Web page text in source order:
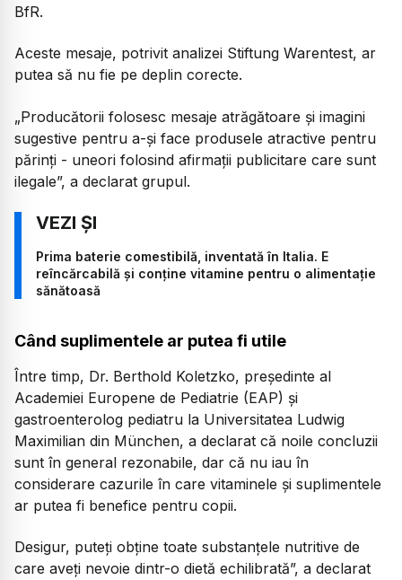
BfR.
Aceste mesaje, potrivit analizei Stiftung Warentest, ar
putea să nu fie pe deplin corecte.
„Producătorii folosesc mesaje atrăgătoare și imagini
sugestive pentru a-și face produsele atractive pentru
părinți - uneori folosind afirmații publicitare care sunt
ilegale”, a declarat grupul.
Prima baterie comestibilă, inventată în Italia. E
reîncărcabilă și conține vitamine pentru o alimentație
sănătoasă
Când suplimentele ar putea fi utile
Între timp, Dr. Berthold Koletzko, președinte al
Academiei Europene de Pediatrie (EAP) și
gastroenterolog pediatru la Universitatea Ludwig
Maximilian din München, a declarat că noile concluzii
sunt în general rezonabile, dar că nu iau în
considerare cazurile în care vitaminele și suplimentele
ar putea fi benefice pentru copii.
Desigur, puteți obține toate substanțele nutritive de
care aveți nevoie dintr-o dietă echilibrată”, a declarat